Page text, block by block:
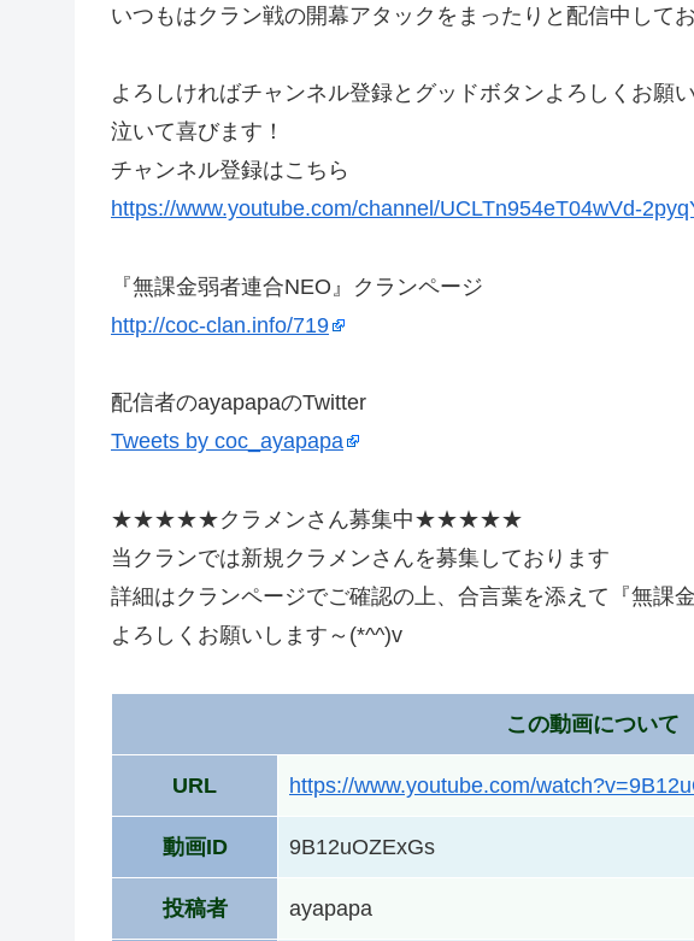
いつもはクラン戦の開幕アタックをまったりと配信中して
よろしければチャンネル登録とグッドボタンよろしくお願
泣いて喜びます！
チャンネル登録はこちら
https://www.youtube.com/channel/UCLTn954eT04wVd-
『無課金弱者連合NEO』クランページ
http://coc-clan.info/719
配信者のayapapaのTwitter
Tweets by coc_ayapapa
★★★★★クラメンさん募集中★★★★★
当クランでは新規クラメンさんを募集しております
詳細はクランページでご確認の上、合言葉を添えて『無課
よろしくお願いします～(*^^)v
この動画について
URL https://www.youtube.com/
動画ID 9B12uOZExGs
投稿者 ayapapa